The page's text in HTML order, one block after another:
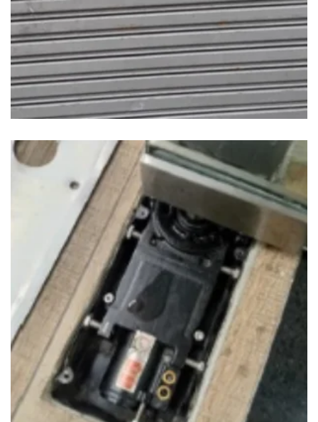
$240.00